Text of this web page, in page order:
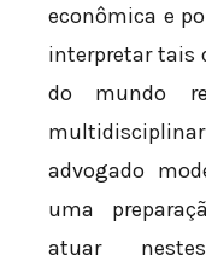
econômica e
interpretar tais
do mundo
multidisciplinar
advogado
uma
atuar